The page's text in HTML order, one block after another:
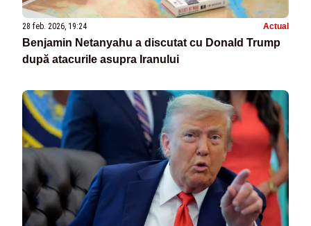
28 feb. 2026, 19:24 Actual
Benjamin Netanyahu a discutat cu Donald Trump
după atacurile asupra Iranului